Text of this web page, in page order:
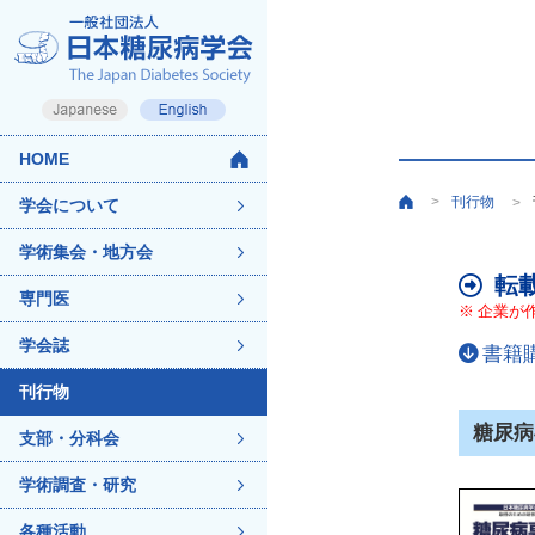
HOME
学会について
学術集会・地方会
専門医
学会誌
刊行物
支部・分科会
学術調査・研究
> 刊行物 >
転
※ 企業が
書籍
糖尿